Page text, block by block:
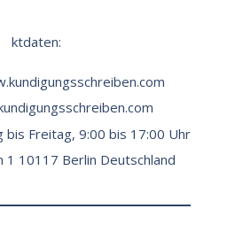
ktdaten:
bis Freitag, 9:00 bis 17:00 Uhr
1 10117 Berlin Deutschland